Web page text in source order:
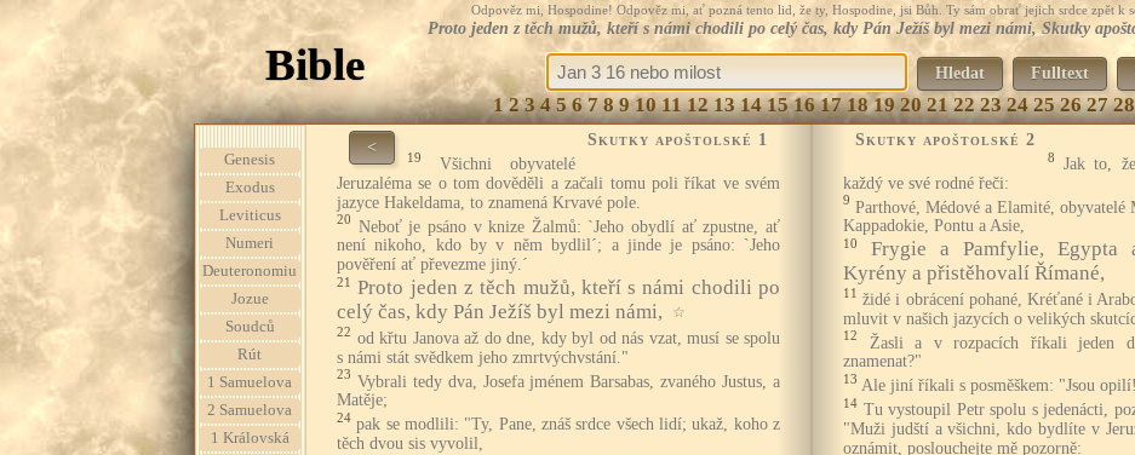
Odpověz mi, Hospodine! Odpověz mi, ať pozná tento lid, že ty, Hospodine, jsi Bůh. Ty sám obrať jejich srdce zpět k
Proto jeden z těch mužů, kteří s námi chodili po celý čas, kdy Pán Ježíš byl mezi námi, Skutky
Bible Hledat Fulltext
1 2 3 4 5 6 7 8 9 10 11 12 13 14 15 16 17 18 19 20 21 22 23 24 25 26 27 28
Genesis
Exodus
Leviticus
Numeri
Deuteronomiu
Jozue
Soudců
Rút
1 Samuelova
2 Samuelova
1 Královská
< Skutky apoštolské 1
19
Všichni obyvatelé
Jeruzaléma se o tom dověděli a začali tomu poli říkat ve svém
jazyce Hakeldama, to znamená Krvavé pole.
20 Neboť je psáno v knize Žalmů: `Jeho obydlí ať zpustne, ať
není nikoho, kdo by v něm bydlil´; a jinde je psáno: `Jeho
pověření ať převezme jiný.´
21
Proto jeden z těch mužů, kteří s námi chodili po
celý čas, kdy Pán Ježíš byl mezi námi,
☆
22 od křtu Janova až do dne, kdy byl od nás vzat, musí se spolu
s námi stát svědkem jeho zmrtvýchvstání."
23 Vybrali tedy dva, Josefa jménem Barsabas, zvaného Justus, a
Matěje;
24 pak se modlili: "Ty, Pane, znáš srdce všech lidí; ukaž, koho z
těch dvou sis vyvolil,
Skutky apoštolské 2
8
Jak to,
každý ve své rodné řeči:
9 Parthové, Médové a Elamité, obyvatelé
Kappadokie, Pontu a Asie,
10
Frygie a Pamfylie,
Kyrény a přistěhovalí Římané,
11 židé i obrácení pohané, Kréťané i
mluvit v našich jazycích o velikých
12
Žasli a v rozpacích říkali jeden
znamenat?"
13 Ale jiní říkali s posměškem: "Jsou
14 Tu vystoupil Petr spolu s jedenácti,
"Muži judští a všichni, kdo bydlíte v
oznámit, poslouchejte mě pozorně: